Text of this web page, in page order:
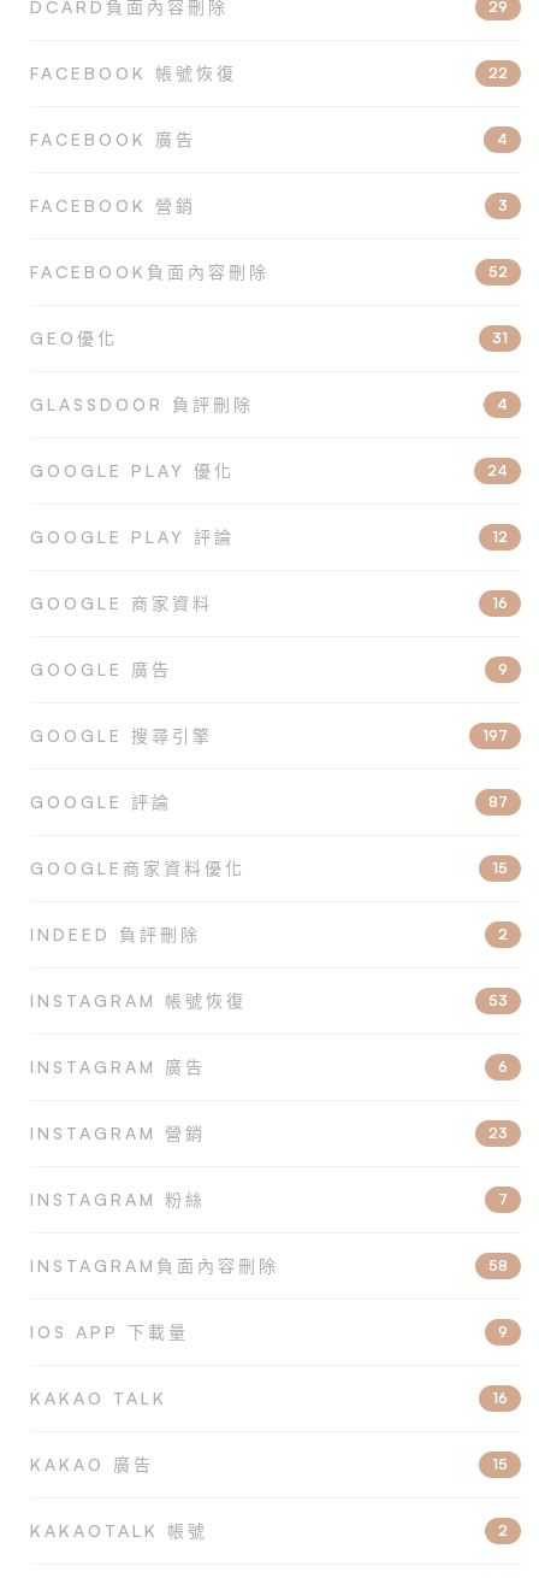
DCARD負面內容刪除 29
FACEBOOK 帳號恢復 22
FACEBOOK 廣告 4
FACEBOOK 營銷 3
FACEBOOK負面內容刪除 52
GEO優化 31
GLASSDOOR 負評刪除 4
GOOGLE PLAY 優化 24
GOOGLE PLAY 評論 12
GOOGLE 商家資料 16
GOOGLE 廣告 9
GOOGLE 搜尋引擎 197
GOOGLE 評論 87
GOOGLE商家資料優化 15
INDEED 負評刪除 2
INSTAGRAM 帳號恢復 53
INSTAGRAM 廣告 6
INSTAGRAM 營銷 23
INSTAGRAM 粉絲 7
INSTAGRAM負面內容刪除 58
IOS APP 下載量 9
KAKAO TALK 16
KAKAO 廣告 15
KAKAOTALK 帳號 2